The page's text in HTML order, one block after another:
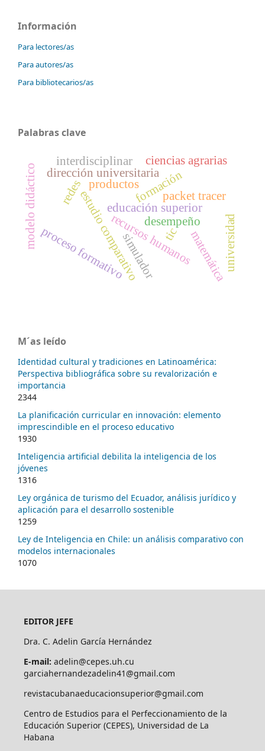
Información
Para lectores/as
Para autores/as
Para bibliotecarios/as
Palabras clave
desempeño
educación superior
formación
dirección universitaria
estudio comparativorecursos humanos
simulador
packet tracer
redes
tic
ciencias agrarias
proceso formativo matemáticauniversidad
modelo didáctico
interdisciplinar
productos
M´as leído
Identidad cultural y tradiciones en Latinoamérica:
Perspectiva bibliográfica sobre su revalorización e
importancia
2344
La planificación curricular en innovación: elemento
imprescindible en el proceso educativo
1930
Inteligencia artificial debilita la inteligencia de los
jóvenes
1316
Ley orgánica de turismo del Ecuador, análisis jurídico y
aplicación para el desarrollo sostenible
1259
Ley de Inteligencia en Chile: un análisis comparativo con
modelos internacionales
1070
EDITOR JEFE
Dra. C. Adelin García Hernández
E-mail: adelin@cepes.uh.cu
garciahernandezadelin41@gmail.com
revistacubanaeducacionsuperior@gmail.com
Centro de Estudios para el Perfeccionamiento de la
Educación Superior (CEPES), Universidad de La
Habana